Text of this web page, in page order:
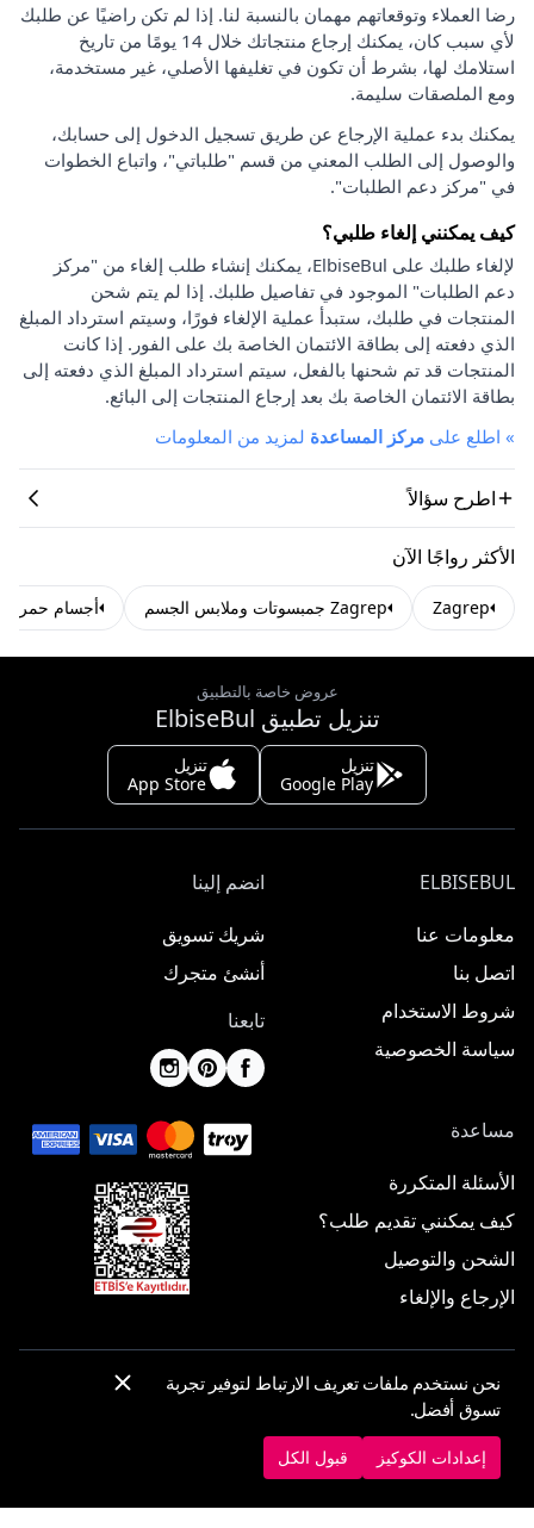
رضا العملاء وتوقعاتهم مهمان بالنسبة لنا. إذا لم تكن راضيًا عن طلبك
لأي سبب كان، يمكنك إرجاع منتجاتك خلال 14 يومًا من تاريخ
استلامك لها، بشرط أن تكون في تغليفها الأصلي، غير مستخدمة،
ومع الملصقات سليمة.
يمكنك بدء عملية الإرجاع عن طريق تسجيل الدخول إلى حسابك،
والوصول إلى الطلب المعني من قسم "طلباتي"، واتباع الخطوات
في "مركز دعم الطلبات".
كيف يمكنني إلغاء طلبي؟
لإلغاء طلبك على ElbiseBul، يمكنك إنشاء طلب إلغاء من "مركز
دعم الطلبات" الموجود في تفاصيل طلبك. إذا لم يتم شحن
المنتجات في طلبك، ستبدأ عملية الإلغاء فورًا، وسيتم استرداد المبلغ
الذي دفعته إلى بطاقة الائتمان الخاصة بك على الفور. إذا كانت
المنتجات قد تم شحنها بالفعل، سيتم استرداد المبلغ الذي دفعته إلى
بطاقة الائتمان الخاصة بك بعد إرجاع المنتجات إلى البائع.
» اطلع على مركز المساعدة لمزيد من المعلومات
اطرح سؤالاً
الأكثر رواجًا الآن
Zagrep Zagrep جمبسوتات وملابس الجسم أجسام حمراء
عروض خاصة بالتطبيق
تنزيل تطبيق ElbiseBul
تنزيل
Google Play
تنزيل
App Store
ELBISEBUL
معلومات عنا
اتصل بنا
شروط الاستخدام
سياسة الخصوصية
انضم إلينا
شريك تسويق
أنشئ متجرك
تابعنا
مساعدة
الأسئلة المتكررة
كيف يمكنني تقديم طلب؟
الشحن والتوصيل
الإرجاع والإلغاء
إعدادات الكوكيز
نحن نستخدم ملفات تعريف الارتباط لتوفير تجربة
تسوق أفضل.
إعدادات الكوكيز قبول الكل